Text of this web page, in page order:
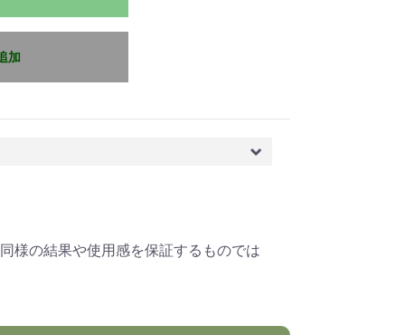
加
様の結果や使用感を保証するものでは